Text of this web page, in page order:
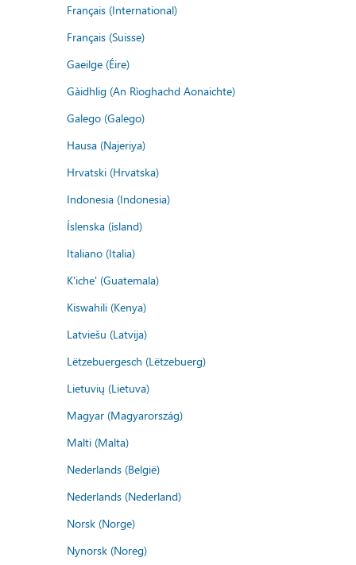
Français (International)
Français (Suisse)
Gaeilge (Éire)
Gàidhlig (An Rìoghachd Aonaichte)
Galego (Galego)
Hausa (Najeriya)
Hrvatski (Hrvatska)
Indonesia (Indonesia)
Íslenska (ísland)
Italiano (Italia)
K'iche' (Guatemala)
Kiswahili (Kenya)
Latviešu (Latvija)
Lëtzebuergesch (Lëtzebuerg)
Lietuvių (Lietuva)
Magyar (Magyarország)
Malti (Malta)
Nederlands (België)
Nederlands (Nederland)
Norsk (Norge)
Nynorsk (Noreg)